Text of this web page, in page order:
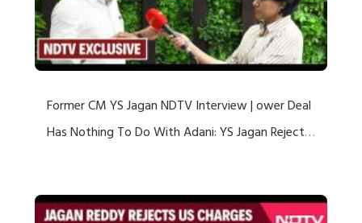
Former CM YS Jagan NDTV Interview | ower Deal
Has Nothing To Do With Adani: YS Jagan Rejects